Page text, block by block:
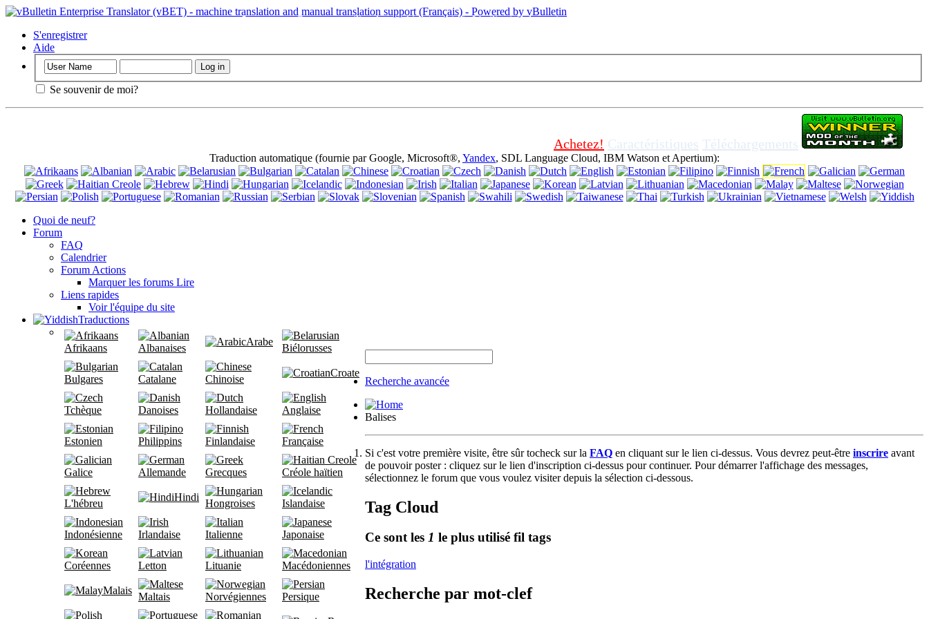
Important: Cette page utilise des cookies (cookies). L'utilisation de ce site web sans avoir à éteindre les cookies dans le navigateur, cela signifie que vous êtes
S'enregistrer
Aide
Se souvenir de moi?
Achetez! Caractéristiques Téléchargements
Traduction automatique (fournie par Google, Microsoft®, Yandex, SDL Language Cloud, IBM Watson et Apertium):
Quoi de neuf?
Forum
FAQ
Calendrier
Forum Actions
Marquer les forums Lire
Liens rapides
Voir l'équipe du site
Traductions
Afrikaans Albanaises
Arabe
Biélorusses
Bulgares Catalane Chinoise
Croate
Tchèque Danoises Hollandaise Anglaise
Estonien Philippins Finlandaise Française
Galice Allemande Grecques Créole haïtien
L'hébreu
Hindi
Hongroises Islandaise
Indonésienne Irlandaise Italienne Japonaise
Coréennes Letton Lituanie Macédoniennes
Malais
Maltais Norvégiennes Persique
Recherche avancée
Balises
Si c'est votre première visite, être sûr tocheck sur la FAQ en cliquant sur le lien ci-dessus. Vous devrez peut-être inscrire avant
de pouvoir poster : cliquez sur le lien d'inscription ci-dessus pour continuer. Pour démarrer l'affichage des messages,
sélectionnez le forum que vous voulez visiter depuis la sélection ci-dessous.
Tag Cloud
Ce sont les 1 le plus utilisé fil tags
l'intégration
Recherche par mot-clef